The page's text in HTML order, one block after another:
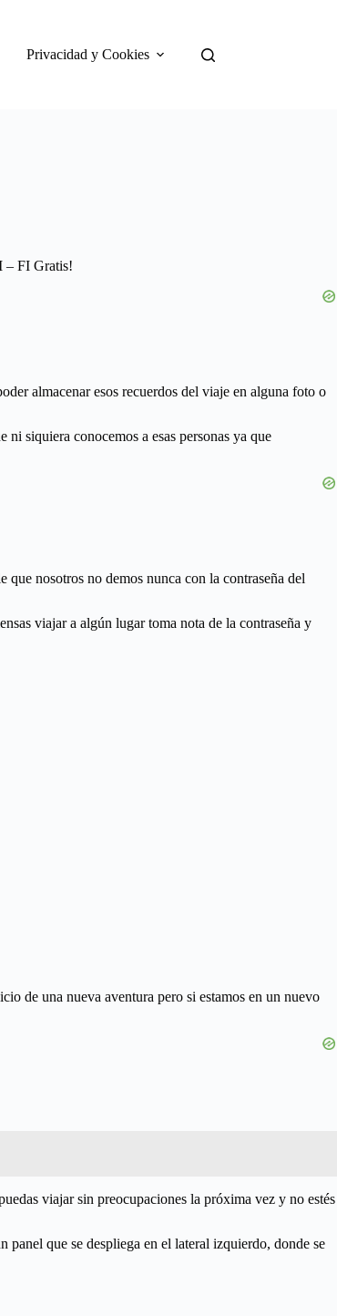
Privacidad y Cookies
– FI Gratis!
almacenar esos recuerdos del viaje en alguna foto o
ni siquiera conocemos a esas personas ya que
nosotros no demos nunca con la contraseña del
viajar a algún lugar toma nota de la contraseña y
de una nueva aventura pero si estamos en un nuevo
viajar sin preocupaciones la próxima vez y no estés
panel que se despliega en el lateral izquierdo, donde se